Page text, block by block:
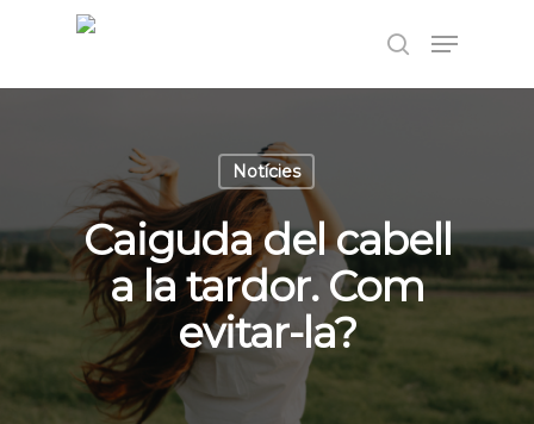
Pulsa Enter per cercar o ESC per tancar
Notícies
Caiguda del cabell
a la tardor. Com
evitar-la?